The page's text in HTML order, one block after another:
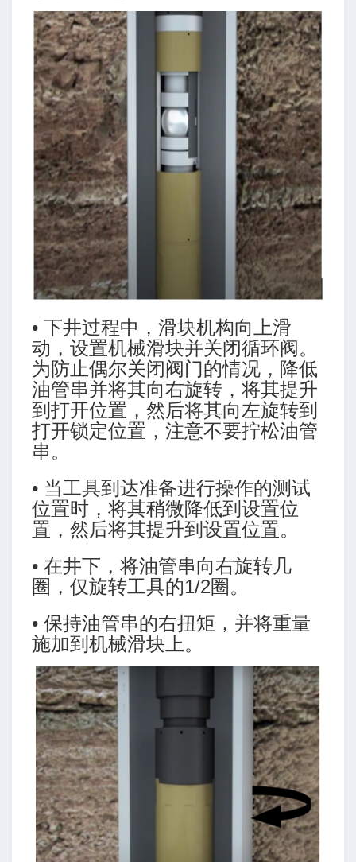
• 下井过程中，滑块机构向上滑
动，设置机械滑块并关闭循环阀。
为防止偶尔关闭阀门的情况，降低
油管串并将其向右旋转，将其提升
到打开位置，然后将其向左旋转到
打开锁定位置，注意不要拧松油管
串。
• 当工具到达准备进行操作的测试
位置时，将其稍微降低到设置位
置，然后将其提升到设置位置。
• 在井下，将油管串向右旋转几
圈，仅旋转工具的1/2圈。
• 保持油管串的右扭矩，并将重量
施加到机械滑块上。